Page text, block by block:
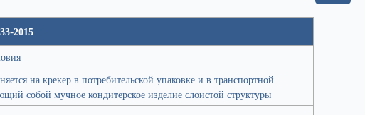
2015
на крекер в потребительской упаковке и в транспортной
собой мучное кондитерское изделие слоистой структуры